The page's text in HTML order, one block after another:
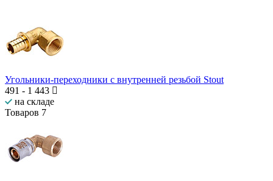
Угольники-переходники с внутренней резьбой Stout
491 - 1 443
на складе
Товаров 7